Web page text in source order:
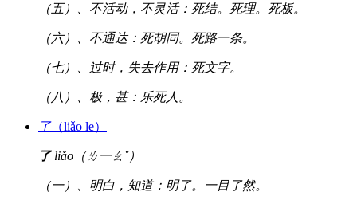
（五）、不活动，不灵活：死结。死理。死板。
（六）、不通达：死胡同。死路一条。
（七）、过时，失去作用：死文字。
（八）、极，甚：乐死人。
了（liǎo le）
了liǎo（ㄌ一ㄠˇ）
（一）、明白，知道：明了。一目了然。